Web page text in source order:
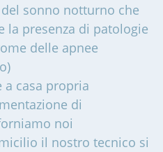
sonno notturno che
la presenza di patologie
delle apnee
a casa propria
di
noi
il nostro tecnico si